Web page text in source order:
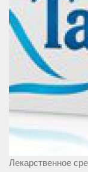
Лекарственное